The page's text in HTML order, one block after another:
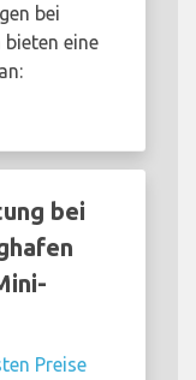
bei
bieten eine
bei
Preise